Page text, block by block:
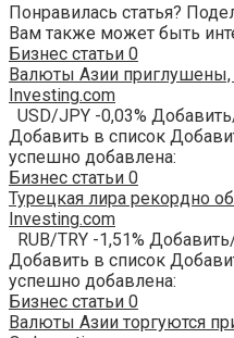
Понравилась статья?
Вам также может быть
Бизнес статьи 0
Валюты Азии приглушены,
Investing.com
USD/JPY -0,03%
Добавить в список
успешно добавлена:
Бизнес статьи 0
Турецкая лира рекордно
Investing.com
RUB/TRY -1,51%
Добавить в список
успешно добавлена:
Бизнес статьи 0
Валюты Азии торгуются